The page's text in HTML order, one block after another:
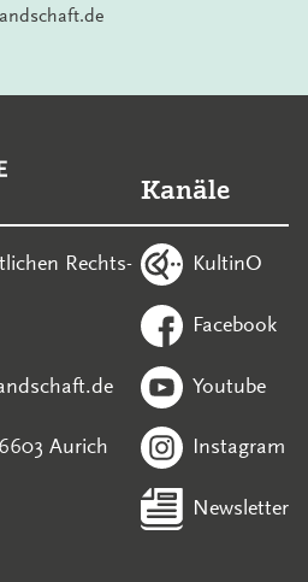
Rechts-
Aurich
Kanäle
KultinO
Facebook
Youtube
Instagram
Newsletter